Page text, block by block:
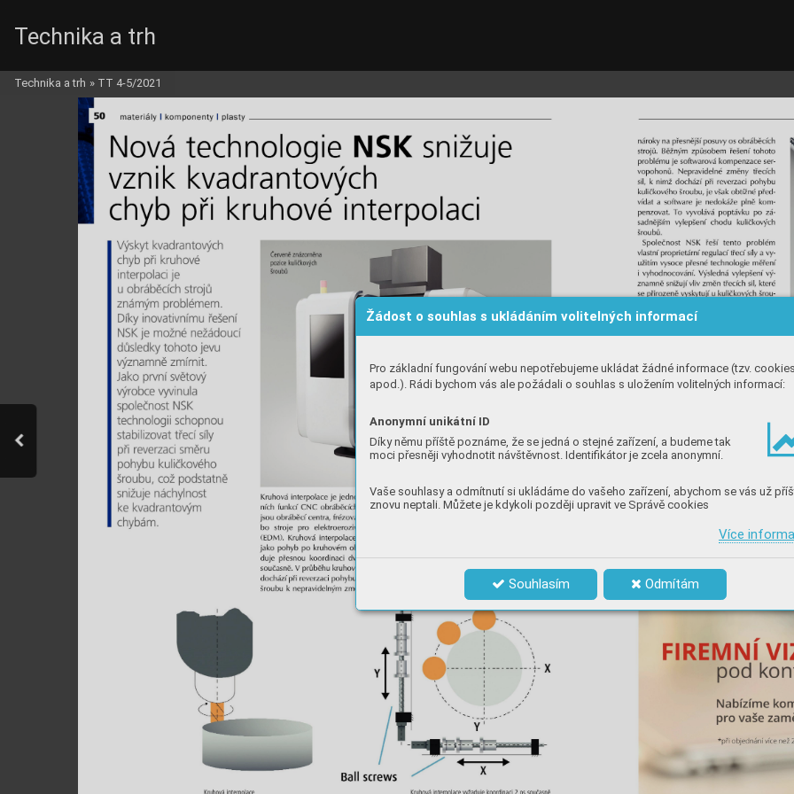
Žádost o souhlas s ukládáním volitelných informací
Pro základní fungování webu nepotřebujeme ukládat žádné informace (tzv.
apod.). Rádi bychom vás ale požádali o souhlas s uložením volitelných informací:
Anonymní unikátní ID
Díky němu příště poznáme, že se jedná o stejné zařízení, a budeme tak
moci přesněji vyhodnotit návštěvnost. Identifikátor je zcela anonymní.
Vaše souhlasy a odmítnutí si ukládáme do vašeho zařízení, abychom se vás už
znovu neptali. Můžete je kdykoli později upravit ve Správě cookies
Více
Souhlasím Odmítám
Technika a trh
Technika a trh » TT 4-5/2021